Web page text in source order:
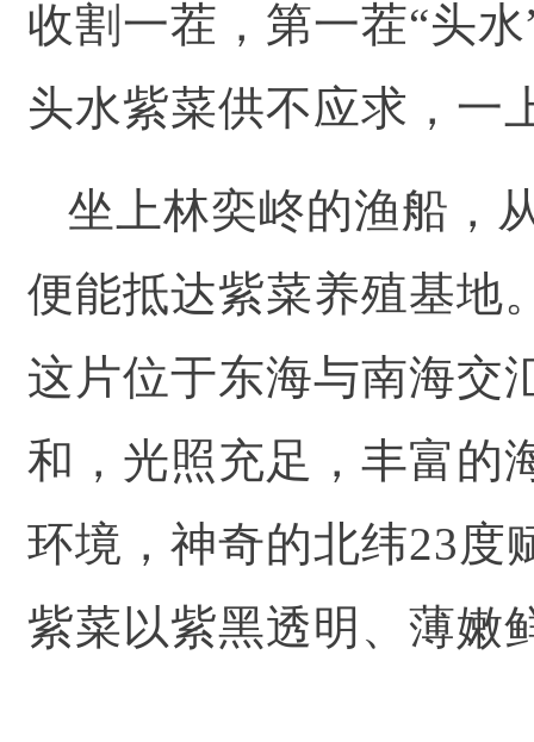
收割一茬，第一茬“头
头水紫菜供不应求，一
坐上林奕峂的渔船，
便能抵达紫菜养殖基地
这片位于东海与南海交
和，光照充足，丰富的
环境，神奇的北纬23度
紫菜以紫黑透明、薄嫩